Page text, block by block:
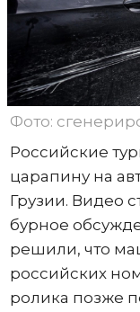
Фото:
Российские
царапину на
Грузии. Видео
бурное
решили, что
российских
ролика позже